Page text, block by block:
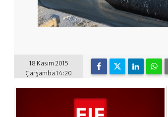
18 Kasım 2015
Çarşamba 14:20